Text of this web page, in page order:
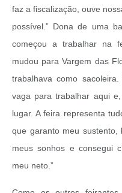
faz a fiscalização, ouve
possível.” Dona de uma
começou a trabalhar na
mudou para Vargem das
trabalhava como
vaga para trabalhar aqui
lugar. A feira representa
que garanto meu sustento,
meus sonhos e consegui
meu neto.”